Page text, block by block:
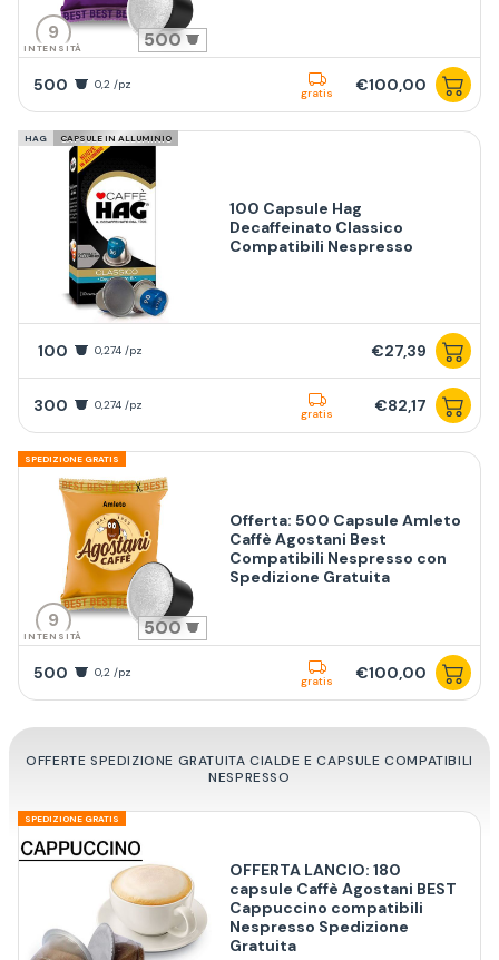
9
INTENSITÀ 500
500 0,2 /pz
gratis €100,00
HAG CAPSULE IN ALLUMINIO
100 Capsule Hag
Decaffeinato Classico
Compatibili Nespresso
100 0,274 /pz €27,39
300 0,274 /pz
gratis €82,17
SPEDIZIONE GRATIS
9
INTENSITÀ 500
Offerta: 500 Capsule Amleto
Caffè Agostani Best
Compatibili Nespresso con
Spedizione Gratuita
500 0,2 /pz
gratis €100,00
OFFERTE SPEDIZIONE GRATUITA CIALDE E CAPSULE COMPATIBILI
NESPRESSO
SPEDIZIONE GRATIS
OFFERTA LANCIO: 180
capsule Caffè Agostani BEST
Cappuccino compatibili
Nespresso Spedizione
Gratuita